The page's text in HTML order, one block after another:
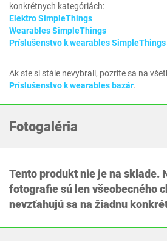
konkrétnych kategóriách:
Elektro SimpleThings
Wearables SimpleThings
Príslušenstvo k wearables SimpleThings
Ak ste si stále nevybrali, pozrite sa na
Príslušenstvo k wearables bazár.
Fotogaléria
Tento produkt nie je na sklade.
fotografie sú len všeobecného
nevzťahujú sa na žiadnu